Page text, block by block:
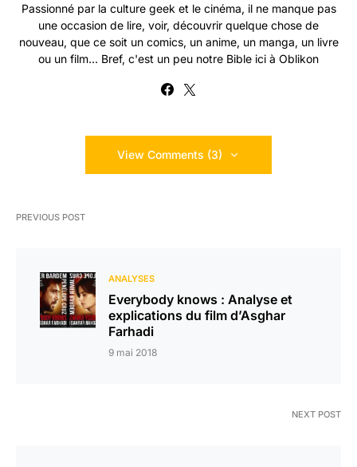
Passionné par la culture geek et le cinéma, il ne manque pas
une occasion de lire, voir, découvrir quelque chose de
nouveau, que ce soit un comics, un anime, un manga, un livre
ou un film... Bref, c'est un peu notre Bible ici à Oblikon
View Comments (3)
PREVIOUS POST
ANALYSES
Everybody knows : Analyse et
explications du film d’Asghar
Farhadi
9 mai 2018
NEXT POST